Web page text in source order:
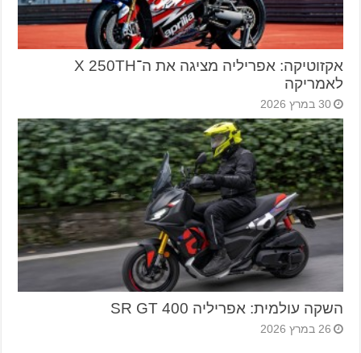
אקזוטיקה: אפריליה מציגה את ה־X 250TH
לאמריקה
30 במרץ 2026
השקה עולמית: אפריליה SR GT 400
26 במרץ 2026